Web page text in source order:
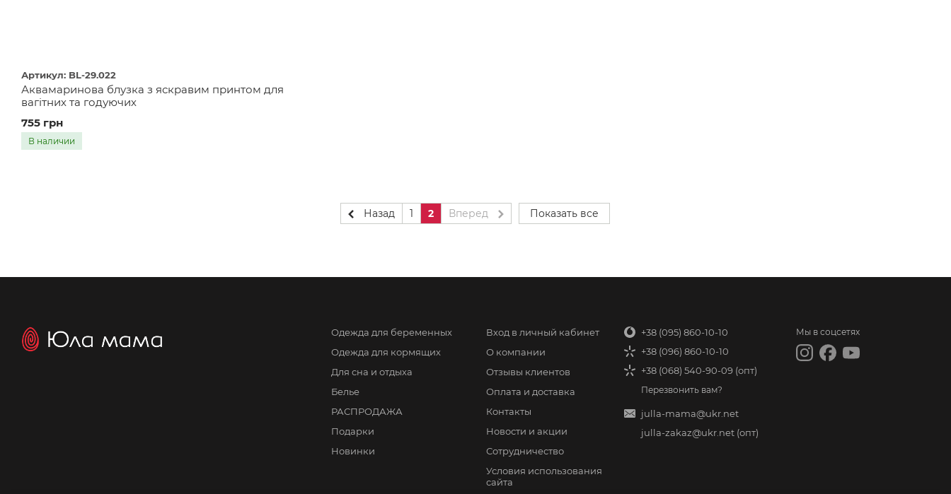
Артикул: BL-29.022
Аквамаринова блузка з яскравим принтом для
вагітних та годуючих
755 грн
В наличии
Назад 1 2 Вперед Показать все
Одежда для беременных
Одежда для кормящих
Для сна и отдыха
Белье
РАСПРОДАЖА
Подарки
Новинки
Вход в личный кабинет
О компании
Отзывы клиентов
Оплата и доставка
Контакты
Новости и акции
Сотрудничество
Условия использования
сайта
+38 (095) 860-10-10
+38 (096) 860-10-10
+38 (068) 540-90-09 (опт)
Перезвонить вам?
julla-mama@ukr.net
julla-zakaz@ukr.net (опт)
Мы в соцсетях